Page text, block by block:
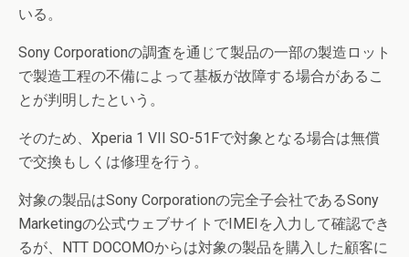
いる。
Sony Corporationの調査を通じて製品の一部の製造ロット
で製造工程の不備によって基板が故障する場合があるこ
とが判明したという。
そのため、Xperia 1 VII SO-51Fで対象となる場合は無償
で交換もしくは修理を行う。
対象の製品はSony Corporationの完全子会社であるSony
Marketingの公式ウェブサイトでIMEIを入力して確認でき
るが、NTT DOCOMOからは対象の製品を購入した顧客に